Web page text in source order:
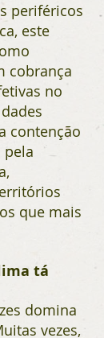
periféricos
este
cobrança
no
contenção
pela
que mais
tá
domina
vezes,